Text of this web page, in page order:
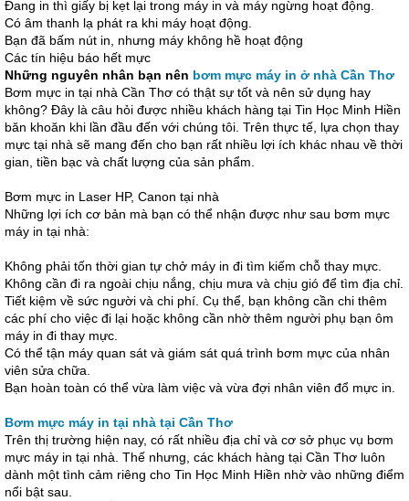
Đang in thì giấy bị kẹt lại trong máy in và máy ngừng hoạt động.
Có âm thanh lạ phát ra khi máy hoạt động.
Bạn đã bấm nút in, nhưng máy không hề hoạt động
Các tín hiệu báo hết mực
Những nguyên nhân bạn nên bơm mực máy in ở nhà Cần Thơ
Bơm mực in tại nhà Cần Thơ có thật sự tốt và nên sử dụng hay
không? Đây là câu hỏi được nhiều khách hàng tại Tin Học Minh Hiền
băn khoăn khi lần đầu đến với chúng tôi. Trên thực tế, lựa chọn thay
mực tại nhà sẽ mang đến cho bạn rất nhiều lợi ích khác nhau về thời
gian, tiền bạc và chất lượng của sản phẩm.
Bơm mực in Laser HP, Canon tại nhà
Những lợi ích cơ bản mà bạn có thể nhận được như sau bơm mực
máy in tại nhà:
Không phải tốn thời gian tự chở máy in đi tìm kiếm chỗ thay mực.
Không cần đi ra ngoài chịu nắng, chịu mưa và chịu gió để tìm địa chỉ.
Tiết kiệm về sức người và chi phí. Cụ thể, bạn không cần chi thêm
các phí cho việc đi lại hoặc không cần nhờ thêm người phụ bạn ôm
máy in đi thay mực.
Có thể tận máy quan sát và giám sát quá trình bơm mực của nhân
viên sửa chữa.
Bạn hoàn toàn có thể vừa làm việc và vừa đợi nhân viên đổ mực in.
Bơm mực máy in tại nhà tại Cần Thơ
Trên thị trường hiện nay, có rất nhiều địa chỉ và cơ sở phục vụ bơm
mực máy in tại nhà. Thế nhưng, các khách hàng tại Cần Thơ luôn
dành một tình cảm riêng cho Tin Học Minh Hiền nhờ vào những điểm
nổi bật sau.